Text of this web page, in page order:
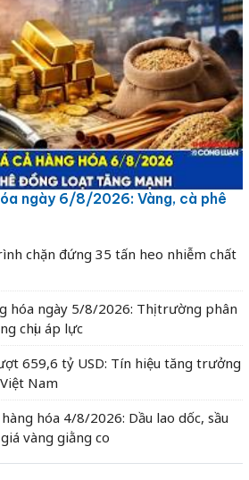
ngày 6/8/2026: Vàng, cà phê
chặn đứng 35 tấn heo nhiễm chất
hóa ngày 5/8/2026: Thị trường phân
chịu áp lực
659,6 tỷ USD: Tín hiệu tăng trưởng
Nam
hóa 4/8/2026: Dầu lao dốc, sầu
vàng giằng co